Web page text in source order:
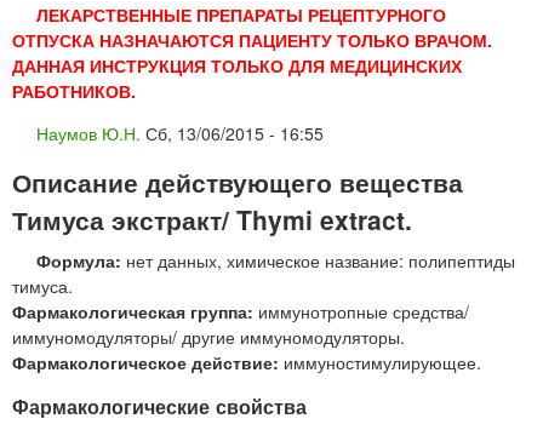
ЛЕКАРСТВЕННЫЕ ПРЕПАРАТЫ РЕЦЕПТУРНОГО
ОТПУСКА НАЗНАЧАЮТСЯ ПАЦИЕНТУ ТОЛЬКО ВРАЧОМ.
ДАННАЯ ИНСТРУКЦИЯ ТОЛЬКО ДЛЯ МЕДИЦИНСКИХ
РАБОТНИКОВ.
Наумов Ю.Н. Сб, 13/06/2015 - 16:55
Описание действующего вещества
Тимуса экстракт/ Thymi extract.
Формула: нет данных, химическое название: полипептиды
тимуса.
Фармакологическая группа: иммунотропные средства/
иммуномодуляторы/ другие иммуномодуляторы.
Фармакологическое действие: иммуностимулирующее.
Фармакологические свойства